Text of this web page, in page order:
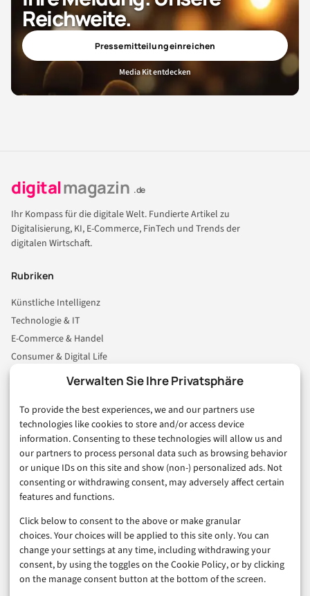
Verwalten Sie Ihre Privatsphäre
To provide the best experiences, we and our partners use
technologies like cookies to store and/or access device
information. Consenting to these technologies will allow us and
our partners to process personal data such as browsing behavior
or unique IDs on this site and show (non-) personalized ads. Not
consenting or withdrawing consent, may adversely affect certain
features and functions.
Click below to consent to the above or make granular
choices. Your choices will be applied to this site only. You can
change your settings at any time, including withdrawing your
consent, by using the toggles on the Cookie Policy, or by clicking
on the manage consent button at the bottom of the screen.
Reichweite.
Pressemitteilung einreichen
Media Kit entdecken
digitalmagazin .de
Ihr Kompass für die digitale Welt. Fundierte Artikel zu
Digitalisierung, KI, E-Commerce, FinTech und Trends der
digitalen Wirtschaft.
Rubriken
Künstliche Intelligenz
Technologie & IT
E-Commerce & Handel
Consumer & Digital Life
Business & Karriere
Sicherheit & Recht
Digitalisierung
Marketing
Magazin
Unsere Redaktion
Werbeformate & Media Kit
Rechtliches